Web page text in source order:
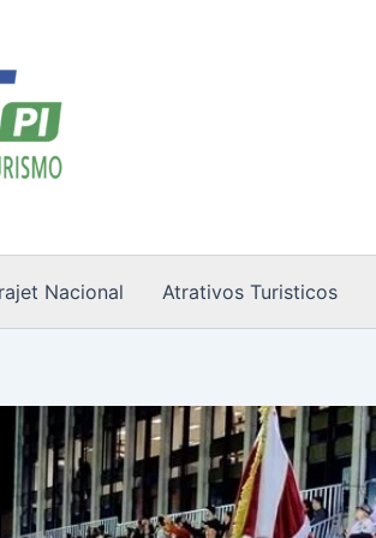
Nacional Atrativos Turisticos